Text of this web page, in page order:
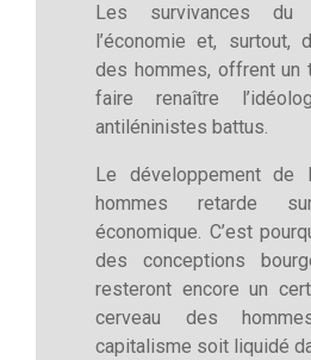
Les survivances du
l’économie et, surtout,
des hommes, offrent un
faire renaître
antiléninistes battus.
Le développement de
hommes retarde
économique. C’est
des conceptions
resteront encore un
cerveau des
capitalisme soit liquidé